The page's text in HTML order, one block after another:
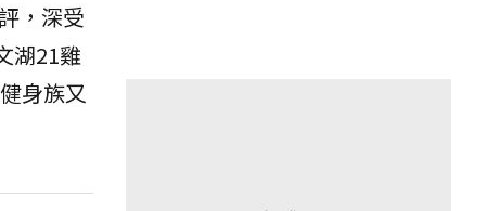
，深受
湖21雞
身族又